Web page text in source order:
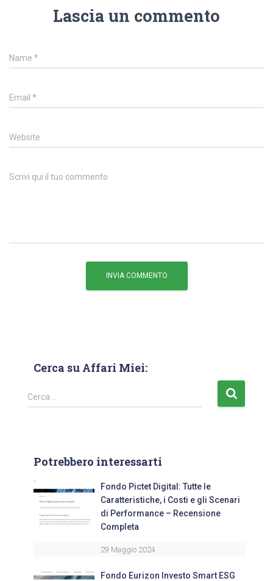
Lascia un commento
Name *
Email *
Website
Scrivi qui il tuo commento
Cerca su Affari Miei:
Cerca …
Potrebbero interessarti
Fondo Pictet Digital: Tutte le
Caratteristiche, i Costi e gli Scenari
di Performance – Recensione
Completa
29 Maggio 2024
Fondo Eurizon Investo Smart ESG